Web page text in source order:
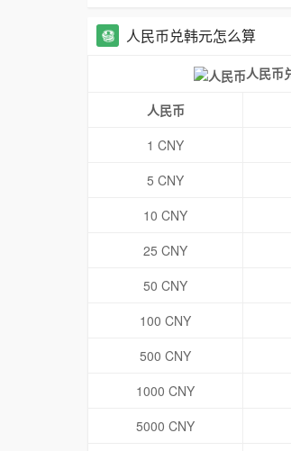
人民币兑韩元怎么算
人民币
人民币
1 CNY
5 CNY
10 CNY
25 CNY
50 CNY
100 CNY
500 CNY
1000 CNY
5000 CNY